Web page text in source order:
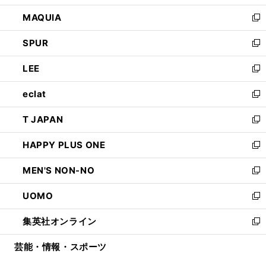
ン
ド
ウ
で
開
く
ウ
ィ
ン
ド
ウ
で
開
く
し
い
ウ
ィ
ン
ド
ウ
で
開
く
MAQUIA
新
し
い
ウ
ィ
ン
ド
ウ
で
開
く
SPUR
新
し
い
ウ
ィ
ン
ド
ウ
で
開
く
LEE
新
し
い
ウ
ィ
ン
ド
ウ
で
開
く
eclat
新
し
い
ウ
ィ
ン
ド
ウ
で
開
く
T JAPAN
新
し
い
ウ
ィ
ン
ド
ウ
で
開
HAPPY PLUS ONE
新
し
い
ウ
ィ
ン
ド
ウ
MEN'S NON-NO
新
し
い
ウ
ィ
ン
UOMO
新
し
い
ウ
集英社オンライン
新
し
芸能・情報・スポーツ